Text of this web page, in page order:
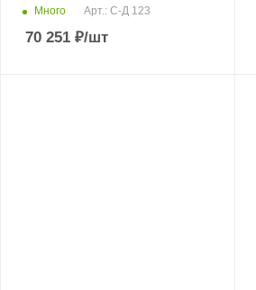
Много Арт.: С-Д 123
70 251 ₽/шт